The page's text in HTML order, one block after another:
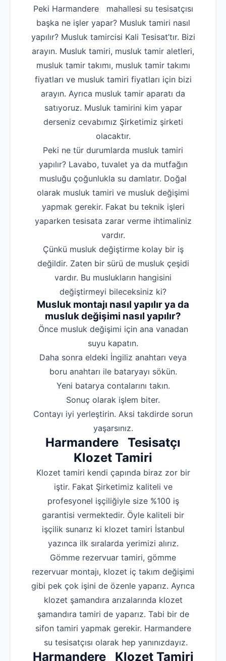
Peki Harmandere mahallesi su tesisatçısı
başka ne işler yapar? Musluk tamiri nasıl
yapılır? Musluk tamircisi Kali Tesisat’tır. Bizi
arayın. Musluk tamiri, musluk tamir aletleri,
musluk tamir takımı, musluk tamir takımı
fiyatları ve musluk tamiri fiyatları için bizi
arayın. Ayrıca musluk tamir aparatı da
satıyoruz. Musluk tamirini kim yapar
derseniz cevabımız Şirketimiz şirketi
olacaktır.
Peki ne tür durumlarda musluk tamiri
yapılır? Lavabo, tuvalet ya da mutfağın
musluğu çoğunlukla su damlatır. Doğal
olarak musluk tamiri ve musluk değişimi
yapmak gerekir. Fakat bu teknik işleri
yaparken tesisata zarar verme ihtimaliniz
vardır.
Çünkü musluk değiştirme kolay bir iş
değildir. Zaten bir sürü de musluk çeşidi
vardır. Bu muslukların hangisini
değiştirmeyi bileceksiniz ki?
Musluk montajı nasıl yapılır ya da
musluk değişimi nasıl yapılır?
‌Önce musluk değişimi için ana vanadan
suyu kapatın.
‌Daha sonra eldeki İngiliz anahtarı veya
boru anahtarı ile bataryayı sökün.
‌Yeni batarya contalarını takın.
‌Sonuç olarak işlem biter.
‌Contayı iyi yerleştirin. Aksi takdirde sorun
yaşarsınız.
Harmandere Tesisatçı
Klozet Tamiri
Klozet tamiri kendi çapında biraz zor bir
iştir. Fakat Şirketimiz kaliteli ve
profesyonel işçiliğiyle size %100 iş
garantisi vermektedir. Öyle kaliteli bir
işçilik sunarız ki klozet tamiri İstanbul
yazınca ilk sıralarda yerimizi alırız.
Gömme rezervuar tamiri, gömme
rezervuar montajı, klozet iç takım değişimi
gibi pek çok işini de özenle yaparız. Ayrıca
klozet şamandıra arızalarında klozet
şamandıra tamiri de yaparız. Tabi bir de
sifon tamiri yapmak gerekir. Harmandere
su tesisatçısı olarak hep yanınızdayız.
Harmandere Klozet Tamiri